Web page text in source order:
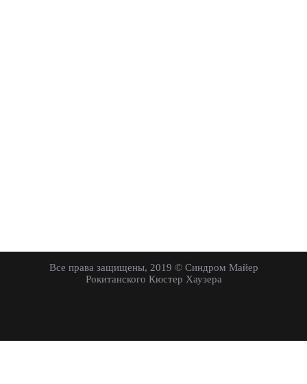
Все права защищены, 2019 © Синдром Майер
Рокитанского Кюстер Хаузера